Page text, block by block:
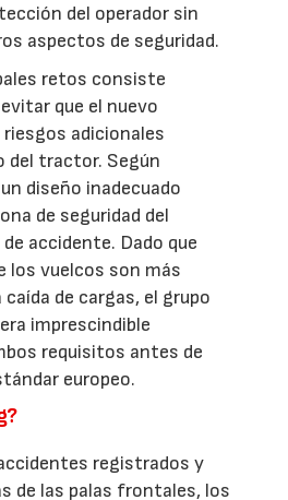
del operador sin
aspectos de seguridad.
retos consiste
que el nuevo
adicionales
del tractor. Según
diseño inadecuado
de seguridad del
accidente. Dado que
vuelcos son más
de cargas, el grupo
imprescindible
requisitos antes de
europeo.
registrados y
de las palas frontales, los